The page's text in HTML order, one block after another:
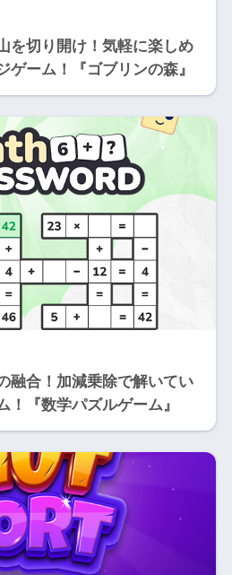
を切り開け！気軽に楽しめ
ゲーム！『ゴブリンの森』
融合！加減乗除で解いてい
！『数学パズルゲーム』